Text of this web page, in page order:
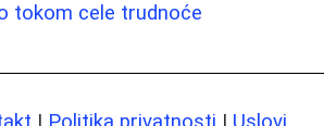
tokom cele trudnoće